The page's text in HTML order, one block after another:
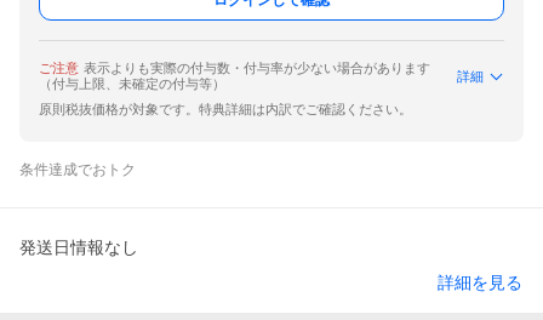
ご注意 表示よりも実際の付与数・付与率が少ない場合があります
（付与上限、未確定の付与等）
詳細
原則税抜価格が対象です。特典詳細は内訳でご確認ください。
条件達成でおトク
発送日情報なし
詳細を見る